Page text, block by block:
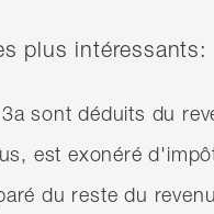
plus intéressants:
sont déduits du
est exonéré
du reste du